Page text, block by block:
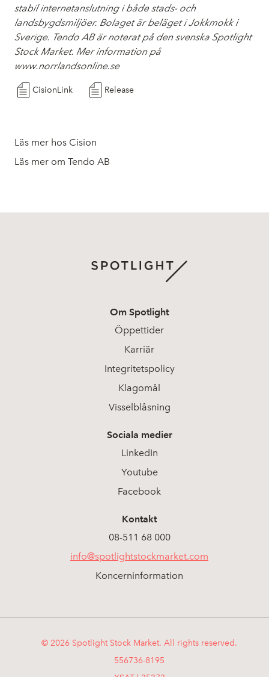
stabil internetanslutning i både stads- och
landsbygdsmiljöer. Bolaget är beläget i Jokkmokk i
Sverige. Tendo AB är noterat på den svenska Spotlight
Stock Market. Mer information på
www.norrlandsonline.se
CisionLink Release
Läs mer hos Cision
Läs mer om Tendo AB
Om Spotlight
Öppettider
Karriär
Integritetspolicy
Klagomål
Visselblåsning
Sociala medier
LinkedIn
Youtube
Facebook
Kontakt
08-511 68 000
info@spotlightstockmarket.com
Koncerninformation
© 2026 Spotlight Stock Market. All rights reserved.
556736-8195